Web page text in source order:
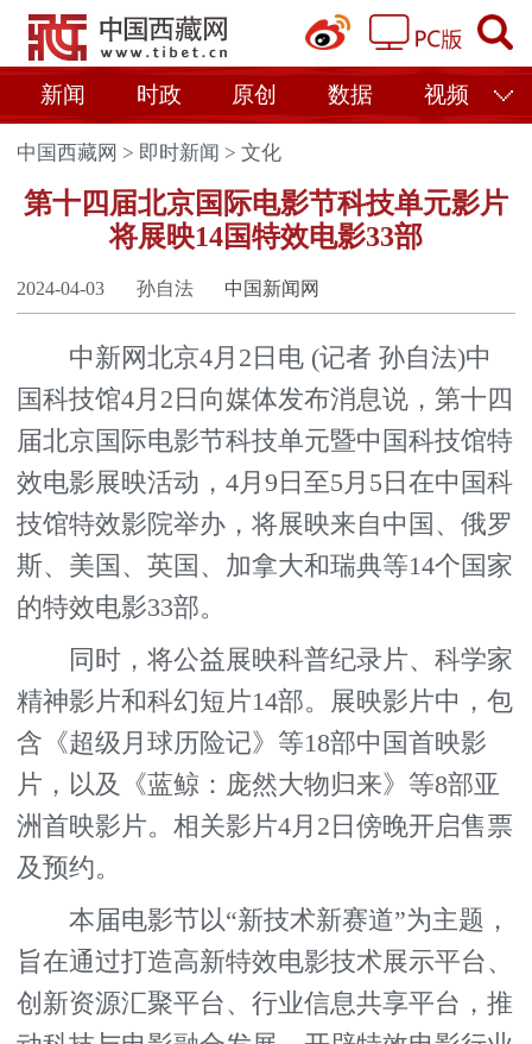
新闻 时政 原创 数据 视频
中国西藏网 > 即时新闻 >文化
第十四届北京国际电影节科技单元影片
将展映14国特效电影33部
2024-04-03 孙自法 中国新闻网
中新网北京4月2日电 (记者 孙自法)中
国科技馆4月2日向媒体发布消息说，第十四
届北京国际电影节科技单元暨中国科技馆特
效电影展映活动，4月9日至5月5日在中国科
技馆特效影院举办，将展映来自中国、俄罗
斯、美国、英国、加拿大和瑞典等14个国家
的特效电影33部。
同时，将公益展映科普纪录片、科学家
精神影片和科幻短片14部。展映影片中，包
含《超级月球历险记》等18部中国首映影
片，以及《蓝鲸：庞然大物归来》等8部亚
洲首映影片。相关影片4月2日傍晚开启售票
及预约。
本届电影节以“新技术新赛道”为主题，
旨在通过打造高新特效电影技术展示平台、
创新资源汇聚平台、行业信息共享平台，推